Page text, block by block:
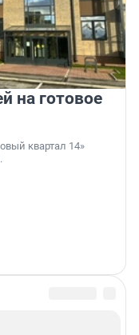
на готовое
квартал 14»